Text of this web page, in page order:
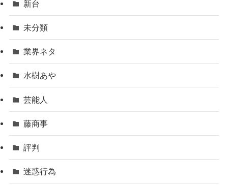
新台
未分類
業界ネタ
水樹あや
芸能人
藤商事
評判
迷惑行為